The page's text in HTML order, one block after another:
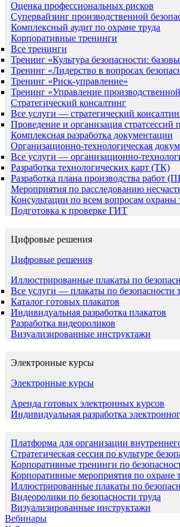
Оценка профессиональных рисков
Супервайзинг производственной
Комплексный аудит по охране труда
Корпоративные тренинги
Все тренинги
Тренинг «Культура безопасности:
Тренинг «Лидерство в вопросах
Тренинг «Риск-управление»
Тренинг «Управление
Стратегический консалтинг
Все услуги — стратегический
Проведение и организация стратсессий
Комплексная разработка документации
Организационно-технологическая
Все услуги — организационно-
Разработка технологических карт (ТК)
Разработка плана производства работ
Мероприятия по расследованию
Консультации по всем вопросам охраны
Подготовка к проверке ГИТ
Цифровые решения
Цифровые решения
Иллюстрированные плакаты по
Все услуги — плакаты по безопасности
Каталог готовых плакатов
Индивидуальная разработка плакатов
Разработка видеороликов
Визуализированные инструктажи
Электронные курсы
Электронные курсы
Аренда готовых электронных курсов
Индивидуальная разработка
Платформа для организации
Стратегическая сессия по культуре
Корпоративные тренинги по
Корпоративные мероприятия по охране
Иллюстрированные плакаты по
Видеоролики по безопасности труда
Визуализированные инструктажи
Вебинары